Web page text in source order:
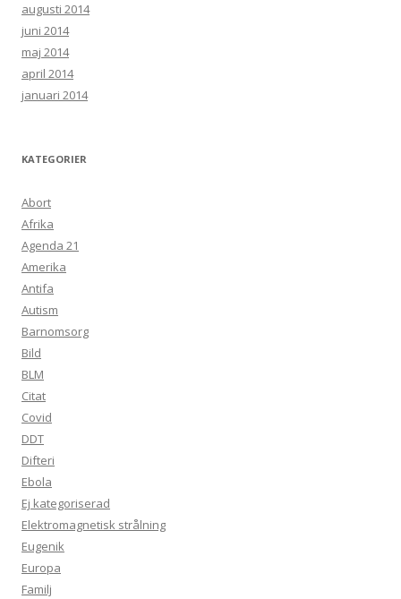
augusti 2014
juni 2014
maj 2014
april 2014
januari 2014
KATEGORIER
Abort
Afrika
Agenda 21
Amerika
Antifa
Autism
Barnomsorg
Bild
BLM
Citat
Covid
DDT
Difteri
Ebola
Ej kategoriserad
Elektromagnetisk strålning
Eugenik
Europa
Familj